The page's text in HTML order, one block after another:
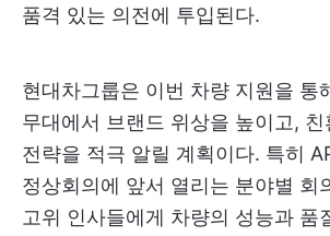
품격 있는 의전에 투입된다.
현대차그룹은 이번 차량 지원을 통
무대에서 브랜드 위상을 높이고, 친
전략을 적극 알릴 계획이다. 특히
정상회의에 앞서 열리는 분야별 회
고위 인사들에게 차량의 성능과 품